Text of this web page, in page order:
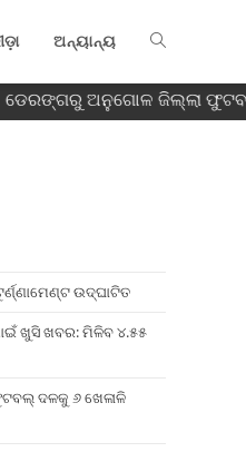
ଅନ୍ୟାନ୍ୟ
ଡେରଙ୍ଗରୁ ଅନୁଗୋଳ ଜିଲ୍ଲା
ଉଦ୍ଘାଟିତ
ଖୁସି ଖବର: ମିଳିବ ୪.୫୫
ଦଳକୁ ୬ ଖେଳାଳି